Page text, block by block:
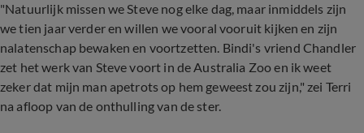
"Natuurlijk missen we Steve nog elke dag, maar inmiddels zijn
we tien jaar verder en willen we vooral vooruit kijken en zijn
nalatenschap bewaken en voortzetten. Bindi's vriend Chandler
zet het werk van Steve voort in de Australia Zoo en ik weet
zeker dat mijn man apetrots op hem geweest zou zijn," zei Terri
na afloop van de onthulling van de ster.